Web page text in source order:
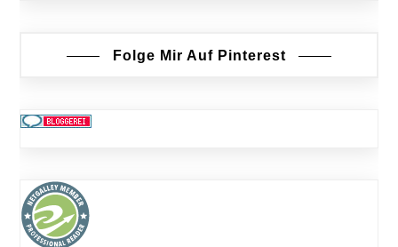
Folge Mir Auf Pinterest